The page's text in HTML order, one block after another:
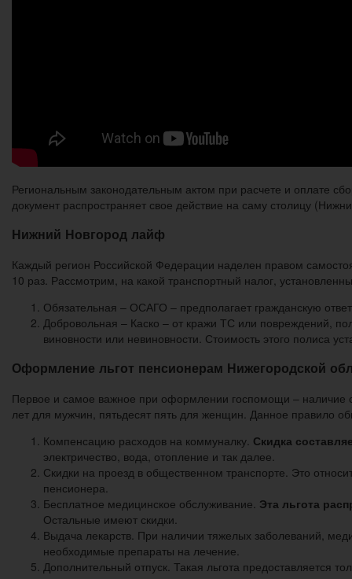
Региональным законодательным актом при расчете и оплате
документ распространяет свое действие на саму столицу
Нижний Новгород лайф
Каждый регион Российской Федерации наделен правом
10 раз. Рассмотрим, на какой транспортный налог,
Обязательная – ОСАГО – предполагает гражданскую
Добровольная – Каско – от кражи ТС или повреждений,
виновности или невиновности. Стоимость этого полиса
Оформление льгот пенсионерам Нижегородской
Первое и самое важное при оформлении госпомощи – наличие
лет для мужчин, пятьдесят пять для женщин. Данное правило
Компенсацию расходов на коммуналку. Скидка
электричество, вода, отопление и так далее.
Скидки на проезд в общественном транспорте. Это
пенсионера.
Бесплатное медицинское обслуживание. Эта льгота
Остальные имеют скидки.
Выдача лекарств. При наличии тяжелых заболеваний,
необходимые препараты на лечение.
Дополнительный отпуск. Такая льгота предоставляется